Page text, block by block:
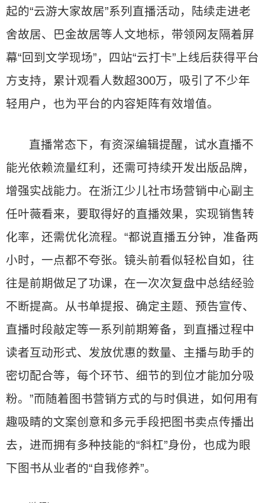
起的“云游大家故居”系列直播活动，陆续走进老
舍故居、巴金故居等人文地标，带领网友隔着屏
幕“回到文学现场”，四站“云打卡”上线后获得平台
方支持，累计观看人数超300万，吸引了不少年
轻用户，也为平台的内容矩阵有效增值。
直播常态下，有资深编辑提醒，试水直播不
能光依赖流量红利，还需可持续开发出版品牌，
增强实战能力。在浙江少儿社市场营销中心副主
任叶薇看来，要取得好的直播效果，实现销售转
化率，还需优化流程。“都说直播五分钟，准备两
小时，一点都不夸张。镜头前看似轻松自如，往
往是前期做足了功课，在一次次复盘中总结经验
不断提高。从书单提报、确定主题、预告宣传、
直播时段敲定等一系列前期筹备，到直播过程中
读者互动形式、发放优惠的数量、主播与助手的
密切配合等，每个环节、细节的到位才能加分吸
粉。”而随着图书营销方式的与时俱进，如何用有
趣吸睛的文案创意和多元手段把图书卖点传播出
去，进而拥有多种技能的“斜杠”身份，也成为眼
下图书从业者的“自我修养”。